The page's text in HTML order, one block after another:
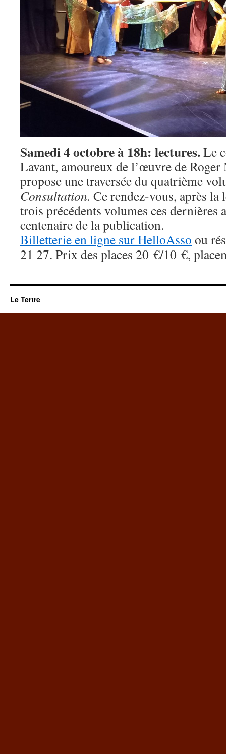
Samedi 4 octobre à 18h: lectures.Le
Lavant, amoureux de l’œuvre de
propose une traversée du quatrième
Consultation. Ce rendez-vous, après la
trois précédents volumes ces dernières
centenaire de la publication.
Billetterie en ligne sur HelloAsso ou
21 27. Prix des places 20 €/10 €,
Le Tertre